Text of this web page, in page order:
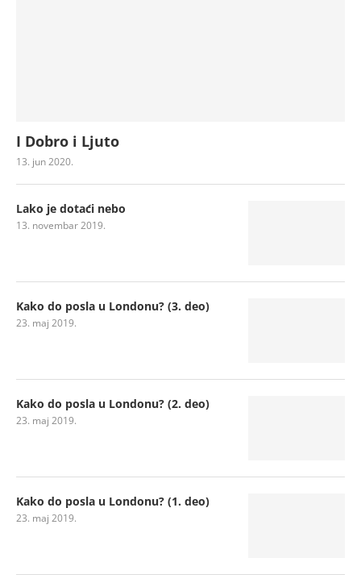
I Dobro i Ljuto
13. jun 2020.
Lako je dotaći nebo
13. novembar 2019.
Kako do posla u Londonu? (3. deo)
23. maj 2019.
Kako do posla u Londonu? (2. deo)
23. maj 2019.
Kako do posla u Londonu? (1. deo)
23. maj 2019.